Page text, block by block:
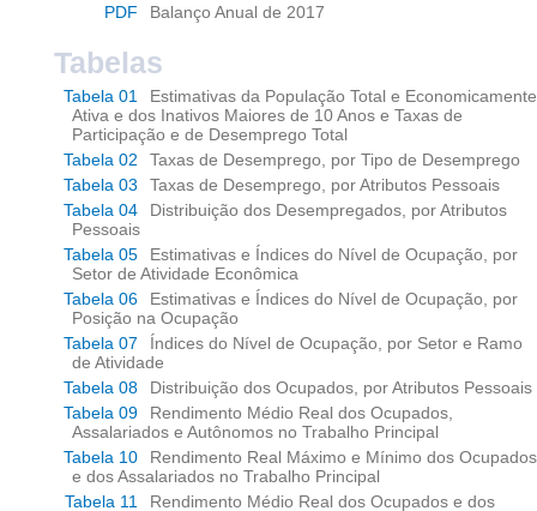
PDF Balanço Anual de 2017
Tabelas
Tabela 01
Estimativas da População Total e Economicamente
Ativa e dos Inativos Maiores de 10 Anos e Taxas de
Participação e de Desemprego Total
Tabela 02
Taxas de Desemprego, por Tipo de Desemprego
Tabela 03
Taxas de Desemprego, por Atributos Pessoais
Tabela 04
Distribuição dos Desempregados, por Atributos
Pessoais
Tabela 05
Estimativas e Índices do Nível de Ocupação, por
Setor de Atividade Econômica
Tabela 06
Estimativas e Índices do Nível de Ocupação, por
Posição na Ocupação
Tabela 07
Índices do Nível de Ocupação, por Setor e Ramo
de Atividade
Tabela 08
Distribuição dos Ocupados, por Atributos Pessoais
Tabela 09
Rendimento Médio Real dos Ocupados,
Assalariados e Autônomos no Trabalho Principal
Tabela 10
Rendimento Real Máximo e Mínimo dos Ocupados
e dos Assalariados no Trabalho Principal
Tabela 11
Rendimento Médio Real dos Ocupados e dos